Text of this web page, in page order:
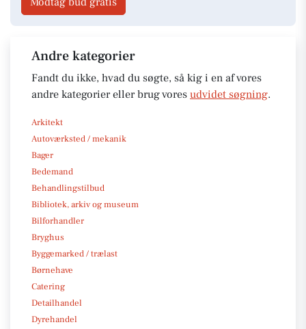
Andre kategorier
Fandt du ikke, hvad du søgte, så kig i en af vores
andre kategorier eller brug vores udvidet søgning.
Arkitekt
Autoværksted / mekanik
Bager
Bedemand
Behandlingstilbud
Bibliotek, arkiv og museum
Bilforhandler
Bryghus
Byggemarked / trælast
Børnehave
Catering
Detailhandel
Dyrehandel